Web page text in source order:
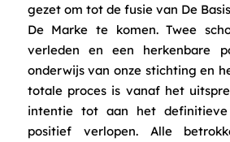
gezet om tot de fusie van De
De Marke te komen. Twee
verleden en een herkenbare
onderwijs van onze stichting en
totale proces is vanaf het
intentie tot aan het definitieve
positief verlopen. Alle